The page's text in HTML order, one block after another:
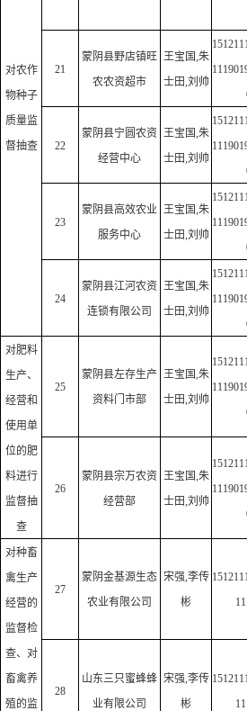
对农作
物种子
质量监
督抽查
21
蒙阴县野店镇旺
农农资超市
王宝国,朱
士田,刘帅
22
蒙阴县宁圆农资
经营中心
王宝国,朱
士田,刘帅
23
蒙阴县高效农业
服务中心
王宝国,朱
士田,刘帅
24
蒙阴县江河农资
连锁有限公司
王宝国,朱
士田,刘帅
对肥料
生产、
经营和
使用单
位的肥
料进行
监督抽
查
25
蒙阴县左存生产
资料门市部
王宝国,朱
士田,刘帅
26
蒙阴县宗万农资
经营部
王宝国,朱
士田,刘帅
对种畜
禽生产
经营的
监督检
查、对
畜禽养
殖的监
27
蒙阴金基源生态
农业有限公司
宋强,李传
彬
28
山东三只蜜蜂蜂
业有限公司
宋强,李传
彬